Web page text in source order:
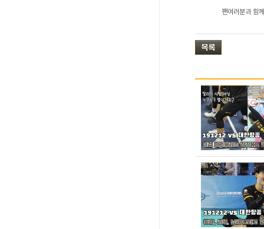
팬여러분과 함